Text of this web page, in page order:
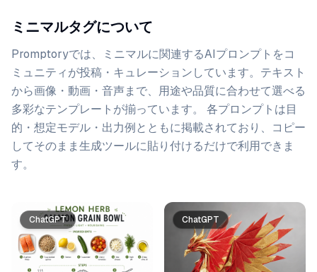
ミニマルタグについて
Promptoryでは、 ミニマルに関連するAIプロンプトをコ
ミュニティが投稿・キュレーションしています。 テキスト
から画像・動画・音声まで、用途や品質に合わせて選べる
多彩なテンプレートが揃っています。 各プロンプトは目
的・想定モデル・出力例とともに掲載されており、コピー
してそのまま生成ツールに貼り付けるだけで利用できま
す。
プロンプト一覧
ChatGPT ChatGPT